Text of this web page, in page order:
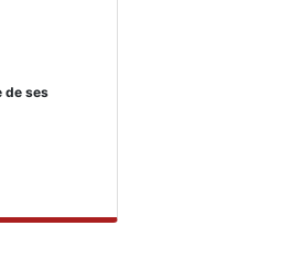
de ses